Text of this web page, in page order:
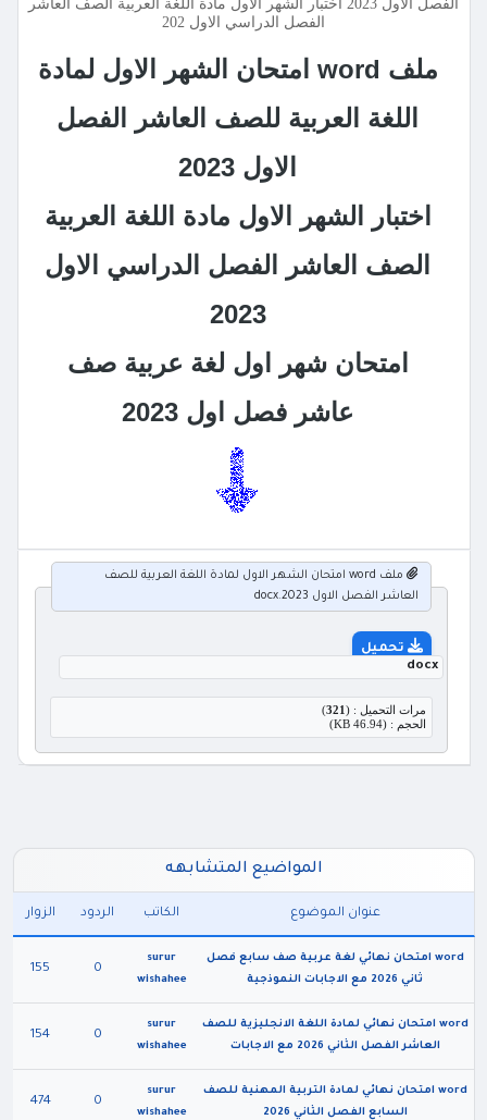
الفصل الاول 2023 اختبار الشهر الاول مادة اللغة العربية الصف العاشر
الفصل الدراسي الاول 202
ملف word امتحان الشهر الاول لمادة
اللغة العربية للصف العاشر الفصل
الاول 2023
اختبار الشهر الاول مادة اللغة العربية
الصف العاشر الفصل الدراسي الاول
2023
امتحان شهر اول لغة عربية صف
عاشر فصل اول 2023
ملف word امتحان الشهر الاول لمادة اللغة العربية للصف
العاشر الفصل الاول 2023.docx
تحميل
docx
مرات التحميل : (321
)
الحجم : (46.94 KB)
المواضيع المتشابهه
عنوان الموضوع الكاتب الردود الزوار
word امتحان نهائي لغة عربية صف سابع فصل
ثاني 2026 مع الاجابات النموذجية
surur
wishahee
0
155
word امتحان نهائي لمادة اللغة الانجليزية للصف
العاشر الفصل الثاني 2026 مع الاجابات
surur
wishahee
0
154
word امتحان نهائي لمادة التربية المهنية للصف
السابع الفصل الثاني 2026
surur
wishahee
0
474